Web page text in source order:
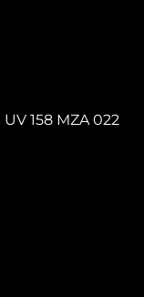
158 MZA 022